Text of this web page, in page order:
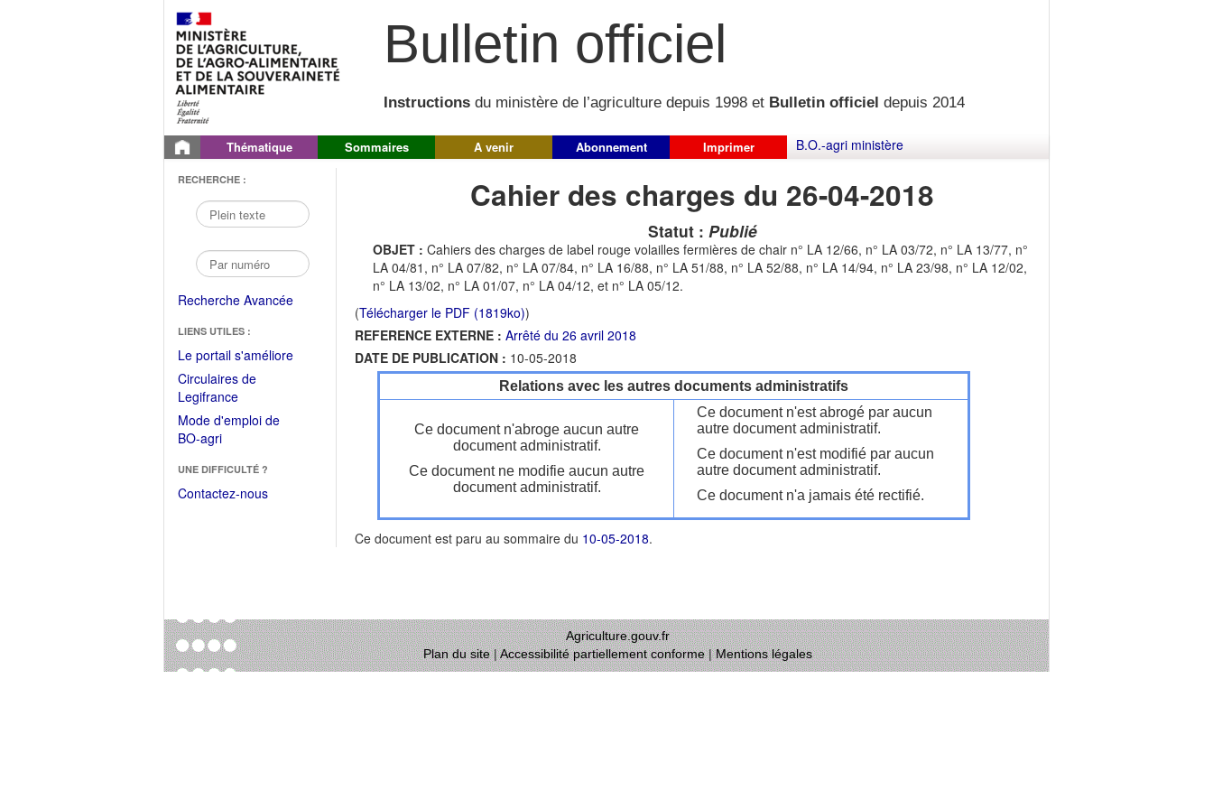
Bulletin officiel
Instructions du ministère de l’agriculture depuis 1998 et Bulletin officiel depuis 2014
Thématique Sommaires A venir Abonnement Imprimer B.O.-agri ministère
RECHERCHE :
Recherche Avancée
LIENS UTILES :
Le portail s'améliore(Fichier
Circulaires de
Legifrance(Ouvrir
dans
une
fenêtre)
Mode d'emploi de
BO-agri(Ouvrir
une
nouvelle
UNE DIFFICULTÉ ?
Contactez-nous
Cahier des charges du 26-04-2018
Statut : Publié
OBJET : Cahiers des charges de label rouge volailles fermières de chair n° LA 12/66, n° LA 03/72, n° LA 13/77, n°
LA 04/81, n° LA 07/82, n° LA 07/84, n° LA 16/88, n° LA 51/88, n° LA 52/88, n° LA 14/94, n° LA 23/98, n° LA 12/02,
n° LA 13/02, n° LA 01/07, n° LA 04/12, et n° LA 05/12.
(Télécharger le PDF (1819ko))
REFERENCE EXTERNE : Arrêté du 26 avril 2018
DATE DE PUBLICATION : 10-05-2018
Relations avec les autres documents administratifs
Ce document n'abroge aucun autre
document administratif.
Ce document ne modifie aucun autre
document administratif.
Ce document n'est abrogé par aucun
autre document administratif.
Ce document n'est modifié par aucun
autre document administratif.
Ce document n'a jamais été rectifié.
Ce document est paru au sommaire du 10-05-2018.
Agriculture.gouv.fr
Plan du site|Accessibilité partiellement conforme|Mentions légales